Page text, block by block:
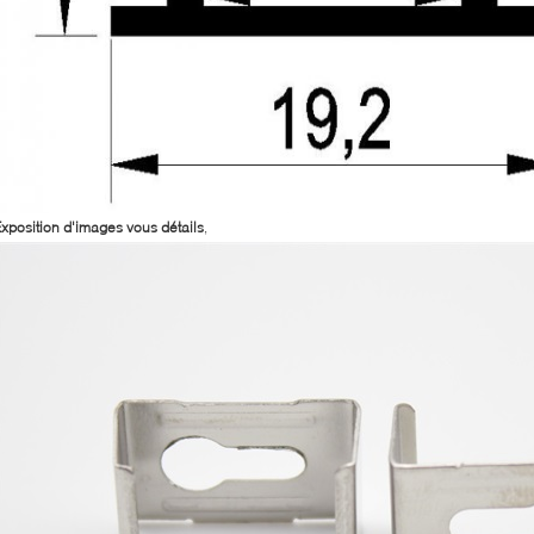
d'images vous détails,